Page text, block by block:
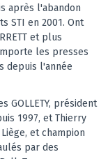
après l'abandon
STI en 2001. Ont
et plus
les presses
depuis l'année
GOLLETY, président
1997, et Thierry
et champion
par des